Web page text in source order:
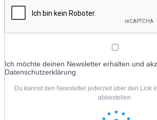
Ich möchte deinen Newsletter erhalten und
Datenschutzerklärung.
Du kannst den Newsletter jederzeit über den Link
abbestellen.